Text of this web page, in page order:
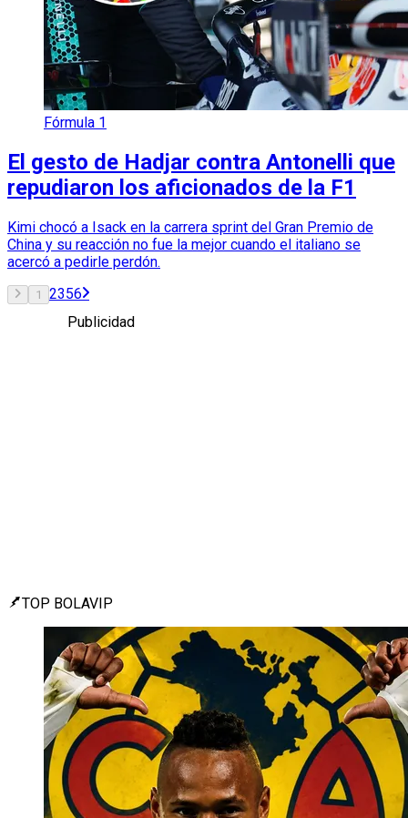
Fórmula 1
El gesto de Hadjar contra Antonelli que
repudiaron los aficionados de la F1
Kimi chocó a Isack en la carrera sprint del Gran Premio de
China y su reacción no fue la mejor cuando el italiano se
acercó a pedirle perdón.
1 2356
Publicidad
TOP BOLAVIP